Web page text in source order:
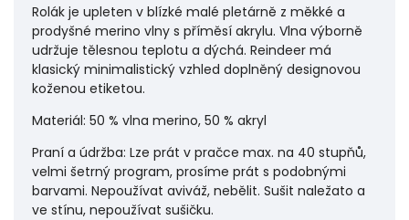
Rolák je upleten v blízké malé pletárně z měkké a
prodyšné merino vlny s příměsí akrylu. Vlna výborně
udržuje tělesnou teplotu a dýchá. Reindeer má
klasický minimalistický vzhled doplněný designovou
koženou etiketou.
Materiál: 50 % vlna merino, 50 % akryl
Praní a údržba: Lze prát v pračce max. na 40 stupňů,
velmi šetrný program, prosíme prát s podobnými
barvami. Nepoužívat aviváž, nebělit. Sušit naležato a
ve stínu, nepoužívat sušičku.